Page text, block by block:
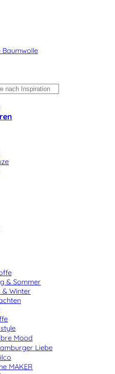
Baumwolle
& Sommer
& Winter
Mood
Liebe
MAKER